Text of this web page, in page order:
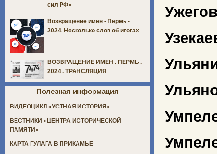
сил РФ»
Возвращение имён - Пермь -
2024. Несколько слов об итогах
ВОЗВРАЩЕНИЕ ИМЁН . ПЕРМЬ .
2024 . ТРАНСЛЯЦИЯ
Полезная информация
ВИДЕОЦИКЛ «УСТНАЯ ИСТОРИЯ»
ВЕСТНИКИ «ЦЕНТРА ИСТОРИЧЕСКОЙ
ПАМЯТИ»
КАРТА ГУЛАГА В ПРИКАМЬЕ